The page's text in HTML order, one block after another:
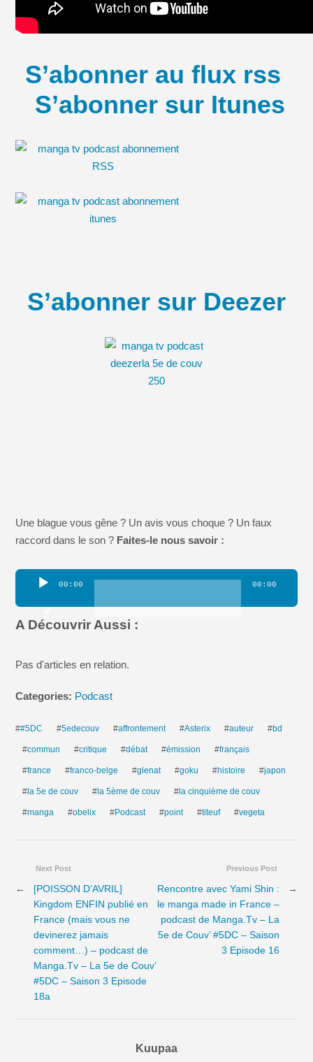
S’abonner au flux rss
S’abonner sur Itunes
S’abonner sur Deezer
Une blague vous gêne ? Un avis vous choque ? Un faux
raccord dans le son ? Faites-le nous savoir :
Lecteur
00:00 00:00
A Découvrir Aussi :
Pas d'articles en relation.
Categories: Podcast
##5DC #5edecouv #affrontement #Asterix #auteur #bd
#commun #critique #débat #émission #français
#france #franco-belge #glenat #goku #histoire #japon
# la 5e de couv # la 5ème de couv # la cinquième de couv
#manga #obelix #Podcast #point #titeuf #vegeta
Previous Post
Rencontre avec Yami Shin :
le manga made in France –
podcast de Manga.Tv – La
5e de Couv’ #5DC – Saison
3 Episode 16
→
Next Post
←
[POISSON D’AVRIL]
Kingdom ENFIN publié en
France (mais vous ne
devinerez jamais
comment…) – podcast de
Manga.Tv – La 5e de Couv’
#5DC – Saison 3 Episode
18a
Kuupaa